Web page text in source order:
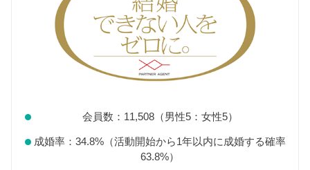
会員数：11,508（男性5：女性5）
成婚率：34.8%（活動開始から1年以内に成婚する確率
63.8%）